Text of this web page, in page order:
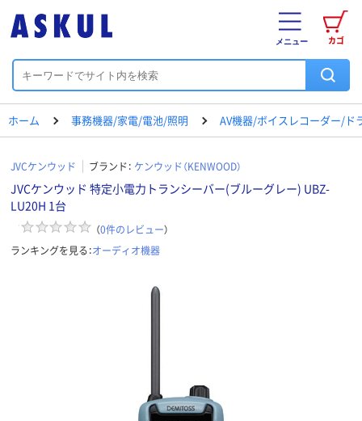
カゴ
メニュー
ホーム 事務機器/家電/電池/照明 AV機器/ボイスレコーダー/ド
JVCケンウッド ブランド： ケンウッド（KENWOOD）
JVCケンウッド 特定小電力トランシーバー(ブルーグレー) UBZ-
LU20H 1台
（0件のレビュー）
ランキングを見る：オーディオ機器